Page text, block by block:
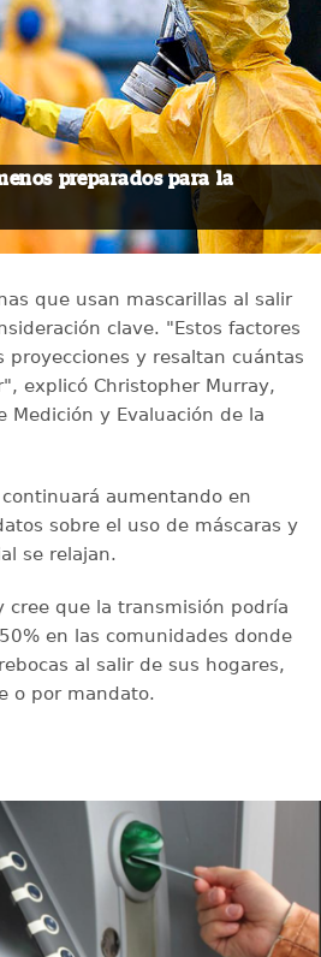
preparados para la
que usan mascarillas al salir
clave. "Estos factores
proyecciones y resaltan cuántas
explicó Christopher Murray,
y Evaluación de la
aumentando en
sobre el uso de máscaras y
se relajan.
cree que la transmisión podría
en las comunidades donde
al salir de sus hogares,
o por mandato.